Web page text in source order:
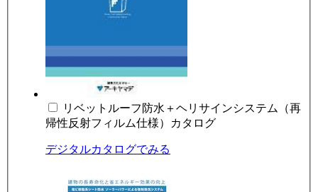
リベットルーフ防水＋ヘリサインシステム（再
帰性反射フィルム仕様）カタログ
デジタルカタログでみる